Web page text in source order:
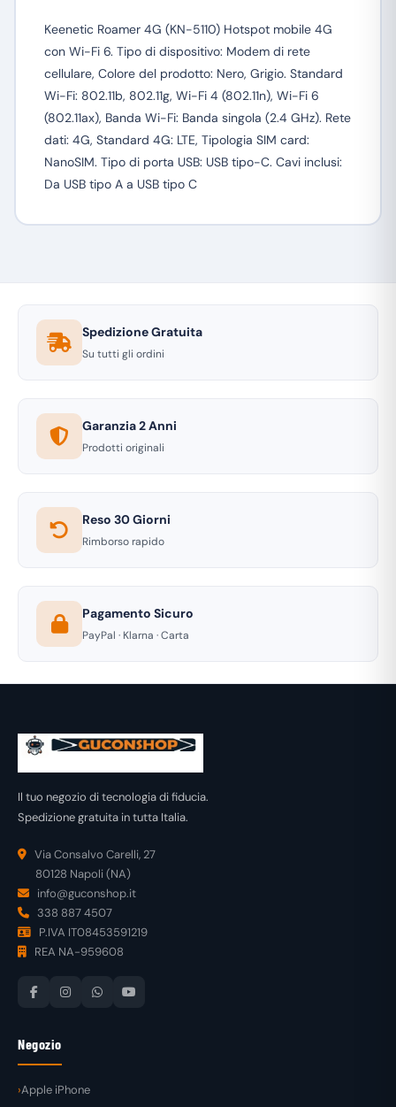
Keenetic Roamer 4G (KN-5110) Hotspot mobile 4G
con Wi-Fi 6. Tipo di dispositivo: Modem di rete
cellulare, Colore del prodotto: Nero, Grigio. Standard
Wi-Fi: 802.11b, 802.11g, Wi-Fi 4 (802.11n), Wi-Fi 6
(802.11ax), Banda Wi-Fi: Banda singola (2.4 GHz). Rete
dati: 4G, Standard 4G: LTE, Tipologia SIM card:
NanoSIM. Tipo di porta USB: USB tipo-C. Cavi inclusi:
Da USB tipo A a USB tipo C
Spedizione Gratuita
Su tutti gli ordini
Garanzia 2 Anni
Prodotti originali
Reso 30 Giorni
Rimborso rapido
Pagamento Sicuro
PayPal · Klarna · Carta
Il tuo negozio di tecnologia di fiducia.
Spedizione gratuita in tutta Italia.
Via Consalvo Carelli, 27
80128 Napoli (NA)
info@guconshop.it
338 887 4507
P.IVA IT08453591219
REA NA-959608
Negozio
Apple iPhone